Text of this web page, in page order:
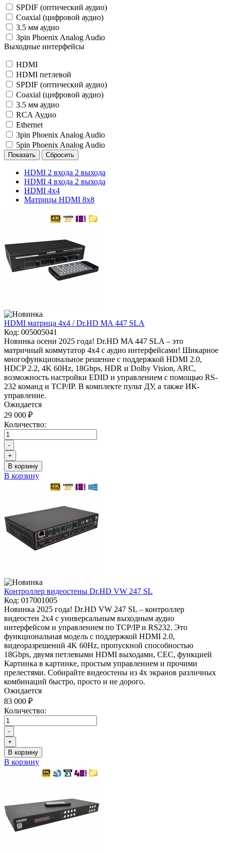
SPDIF (оптический аудио)
Coaxial (цифровой аудио)
3.5 мм аудио
3pin Phoenix Analog Audio
Выходные интерфейсы
HDMI
HDMI петлевой
SPDIF (оптический аудио)
Coaxial (цифровой аудио)
3.5 мм аудио
RCA Аудио
Ethernet
3pin Phoenix Analog Audio
5pin Phoenix Analog Audio
Показать Сбросить
HDMI 2 входа 2 выхода
HDMI 4 входа 2 выхода
HDMI 4x4
Матрицы HDMI 8x8
HDMI матрица 4x4 / Dr.HD MA 447 SLA
Код: 005005041
Новинка осени 2025 года! Dr.HD MA 447 SLA – это
матричный коммутатор 4x4 с аудио интерфейсами! Шикарное
многофункциональное решение с поддержкой HDMI 2.0,
HDCP 2.2, 4K 60Hz, 18Gbps, HDR и Dolby Vision, ARC,
возможность настройки EDID и управлением с помощью RS-
232 команд и TCP/IP. В комплекте пульт ДУ, а также ИК-
управление.
Ожидается
29 000 ₽
Количество:
-
+
В корзину
В корзину
Контроллер видеостены Dr.HD VW 247 SL
Код: 017001005
Новинка 2025 года! Dr.HD VW 247 SL – контроллер
видеостен 2х4 с универсальным выходным аудио
интерфейсом и управлением по TCP/IP и RS232. Это
функциональная модель с поддержкой HDMI 2.0,
видеоразрешений 4K 60Hz, пропускной способностью
18Gbps, двумя петлевыми HDMI выходами, CEC, функцией
Картинка в картинке, простым управлением и прочими
прелестями. Собирайте видеостены из 4х экранов различных
комбинаций быстро, просто и не дорого.
Ожидается
83 000 ₽
Количество:
-
+
В корзину
В корзину